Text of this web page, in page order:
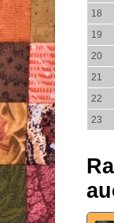
18
19
20
21
22
23